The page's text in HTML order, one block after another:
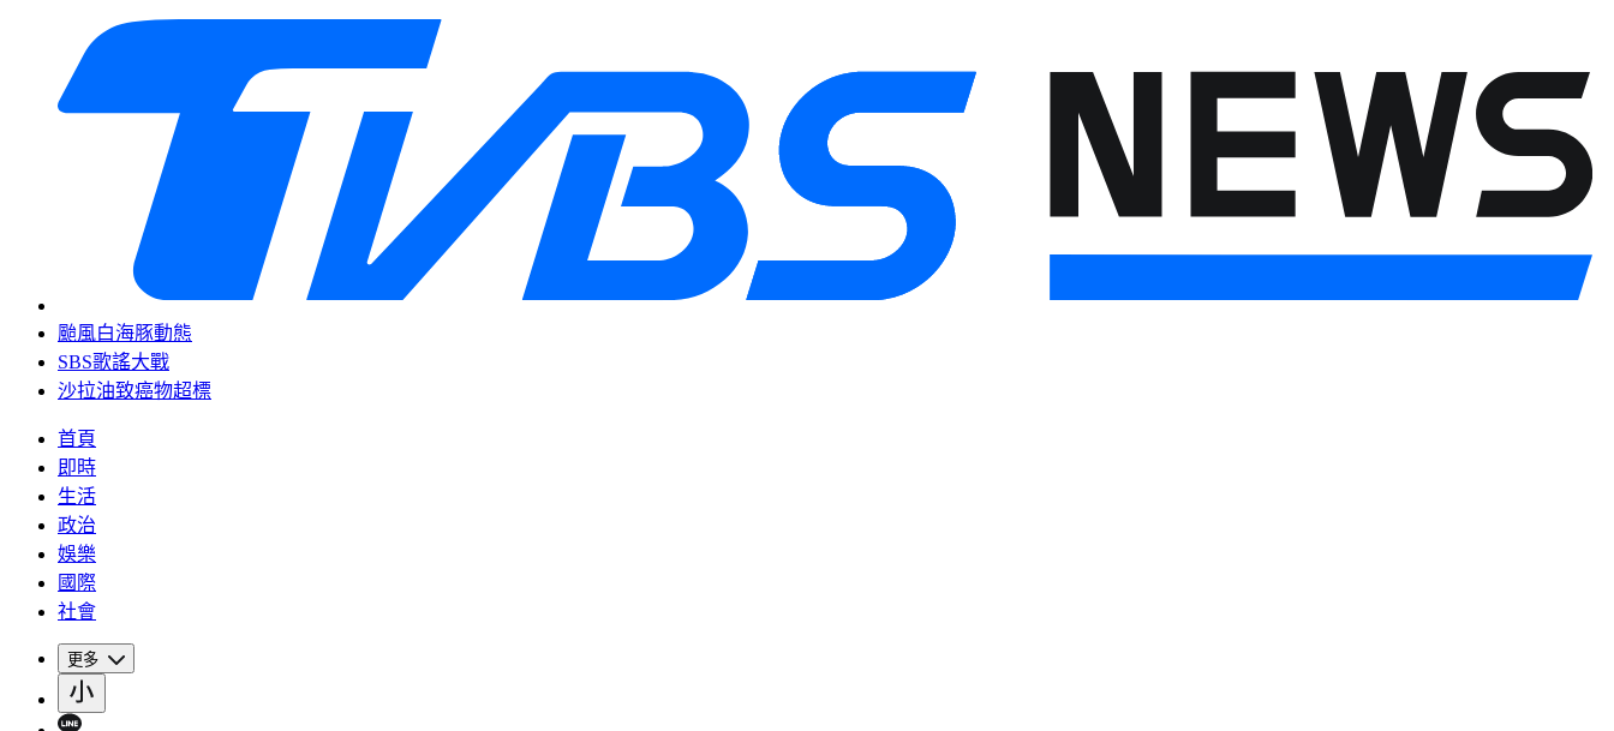
颱風白海豚動態
SBS歌謠大戰
沙拉油致癌物超標
首頁
即時
生活
政治
娛樂
國際
社會
更多